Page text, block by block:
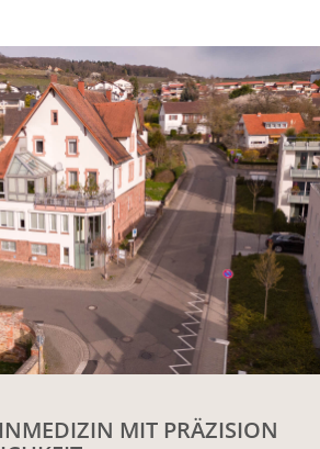
MIT PRÄZISION